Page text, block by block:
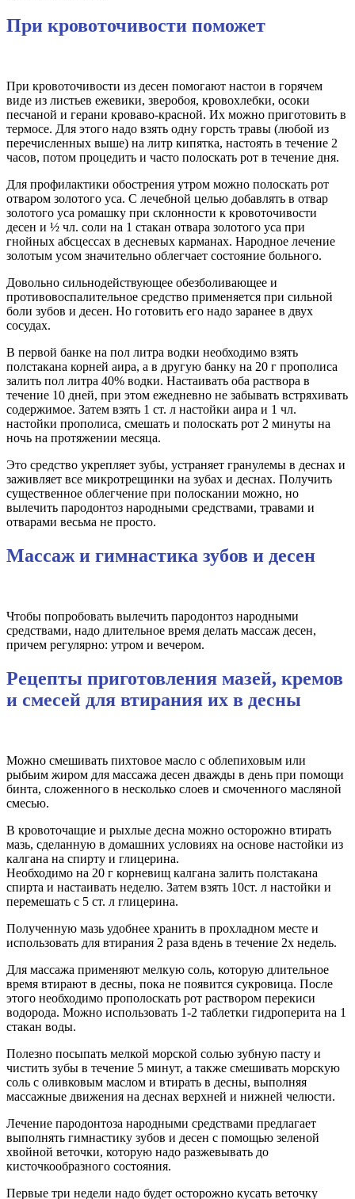
При кровоточивости поможет
При кровоточивости из десен помогают настои в горячем
виде из листьев ежевики, зверобоя, кровохлебки, осоки
песчаной и герани кроваво-красной. Их можно приготовить в
термосе. Для этого надо взять одну горсть травы (любой из
перечисленных выше) на литр кипятка, настоять в течение 2
часов, потом процедить и часто полоскать рот в течение дня.
Для профилактики обострения утром можно полоскать рот
отваром золотого уса. С лечебной целью добавлять в отвар
золотого уса ромашку при склонности к кровоточивости
десен и ½ чл. соли на 1 стакан отвара золотого уса при
гнойных абсцессах в десневых карманах. Народное лечение
золотым усом значительно облегчает состояние больного.
Довольно сильнодействующее обезболивающее и
противовоспалительное средство применяется при сильной
боли зубов и десен. Но готовить его надо заранее в двух
сосудах.
В первой банке на пол литра водки необходимо взять
полстакана корней аира, а в другую банку на 20 г прополиса
залить пол литра 40% водки. Настаивать оба раствора в
течение 10 дней, при этом ежедневно не забывать встряхивать
содержимое. Затем взять 1 ст. л настойки аира и 1 чл.
настойки прополиса, смешать и полоскать рот 2 минуты на
ночь на протяжении месяца.
Это средство укрепляет зубы, устраняет гранулемы в деснах и
заживляет все микротрещинки на зубах и деснах. Получить
существенное облегчение при полоскании можно, но
вылечить пародонтоз народными средствами, травами и
отварами весьма не просто.
Массаж и гимнастика зубов и десен
Чтобы попробовать вылечить пародонтоз народными
средствами, надо длительное время делать массаж десен,
причем регулярно: утром и вечером.
Рецепты приготовления мазей, кремов
и смесей для втирания их в десны
Можно смешивать пихтовое масло с облепиховым или
рыбьим жиром для массажа десен дважды в день при помощи
бинта, сложенного в несколько слоев и смоченного масляной
смесью.
В кровоточащие и рыхлые десна можно осторожно втирать
мазь, сделанную в домашних условиях на основе настойки из
калгана на спирту и глицерина.
Необходимо на 20 г корневищ калгана залить полстакана
спирта и настаивать неделю. Затем взять 10ст. л настойки и
перемешать с 5 ст. л глицерина.
Полученную мазь удобнее хранить в прохладном месте и
использовать для втирания 2 раза вдень в течение 2х недель.
Для массажа применяют мелкую соль, которую длительное
время втирают в десны, пока не появится сукровица. После
этого необходимо прополоскать рот раствором перекиси
водорода. Можно использовать 1-2 таблетки гидроперита на 1
стакан воды.
Полезно посыпать мелкой морской солью зубную пасту и
чистить зубы в течение 5 минут, а также смешивать морскую
соль с оливковым маслом и втирать в десны, выполняя
массажные движения на деснах верхней и нижней челюсти.
Лечение пародонтоза народными средствами предлагает
выполнять гимнастику зубов и десен с помощью зеленой
хвойной веточки, которую надо разжевывать до
кисточкообразного состояния.
Первые три недели надо будет осторожно кусать веточку